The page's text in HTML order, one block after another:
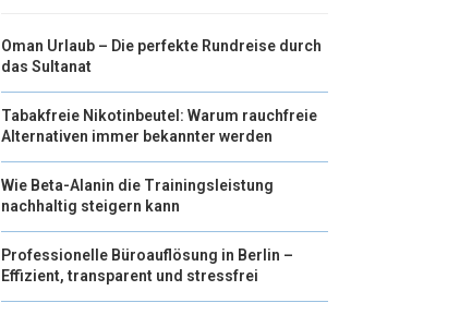
Oman Urlaub – Die perfekte Rundreise durch
das Sultanat
Tabakfreie Nikotinbeutel: Warum rauchfreie
Alternativen immer bekannter werden
Wie Beta-Alanin die Trainingsleistung
nachhaltig steigern kann
Professionelle Büroauflösung in Berlin –
Effizient, transparent und stressfrei